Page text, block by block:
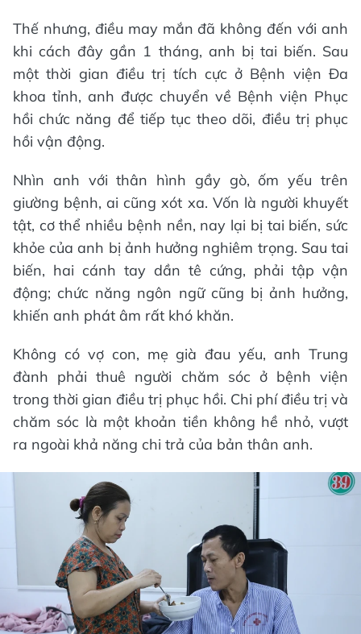
Thế nhưng, điều may mắn đã không đến với anh
khi cách đây gần 1 tháng, anh bị tai biến. Sau
một thời gian điều trị tích cực ở Bệnh viện Đa
khoa tỉnh, anh được chuyển về Bệnh viện Phục
hồi chức năng để tiếp tục theo dõi, điều trị phục
hồi vận động.
Nhìn anh với thân hình gầy gò, ốm yếu trên
giường bệnh, ai cũng xót xa. Vốn là người khuyết
tật, cơ thể nhiều bệnh nền, nay lại bị tai biến, sức
khỏe của anh bị ảnh hưởng nghiêm trọng. Sau tai
biến, hai cánh tay dần tê cứng, phải tập vận
động; chức năng ngôn ngữ cũng bị ảnh hưởng,
khiến anh phát âm rất khó khăn.
Không có vợ con, mẹ già đau yếu, anh Trung
đành phải thuê người chăm sóc ở bệnh viện
trong thời gian điều trị phục hồi. Chi phí điều trị và
chăm sóc là một khoản tiền không hề nhỏ, vượt
ra ngoài khả năng chi trả của bản thân anh.